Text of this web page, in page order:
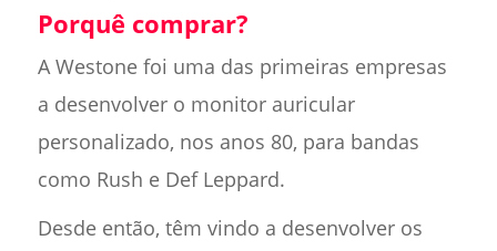
Porquê comprar?
A Westone foi uma das primeiras empresas
a desenvolver o monitor auricular
personalizado, nos anos 80, para bandas
como Rush e Def Leppard.
Desde então, têm vindo a desenvolver os